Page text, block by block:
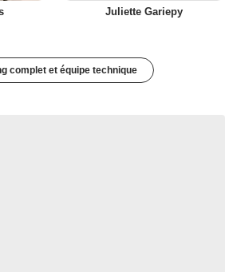
Juliette Gariepy
complet et équipe technique